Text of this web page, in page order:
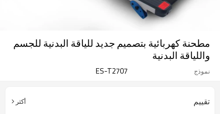
مطحنة كهربائية بتصميم جديد للياقة البدنية للجسم
واللياقة البدنية
نموذج ES-T2707
تقييم أكثر